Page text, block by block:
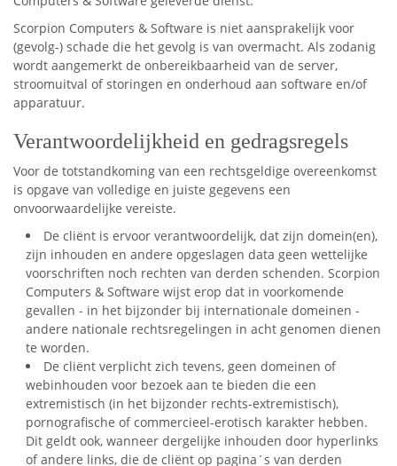
Scorpion Computers & Software is niet aansprakelijk voor
(gevolg-) schade die het gevolg is van overmacht. Als zodanig
wordt aangemerkt de onbereikbaarheid van de server,
stroomuitval of storingen en onderhoud aan software en/of
apparatuur.
Verantwoordelijkheid en gedragsregels
Voor de totstandkoming van een rechtsgeldige overeenkomst
is opgave van volledige en juiste gegevens een
onvoorwaardelijke vereiste.
De cliënt is ervoor verantwoordelijk, dat zijn domein(en),
zijn inhouden en andere opgeslagen data geen wettelijke
voorschriften noch rechten van derden schenden. Scorpion
Computers & Software wijst erop dat in voorkomende
gevallen - in het bijzonder bij internationale domeinen -
andere nationale rechtsregelingen in acht genomen dienen
te worden.
De cliënt verplicht zich tevens, geen domeinen of
webinhouden voor bezoek aan te bieden die een
extremistisch (in het bijzonder rechts-extremistisch),
pornografische of commercieel-erotisch karakter hebben.
Dit geldt ook, wanneer dergelijke inhouden door hyperlinks
of andere links, die de cliënt op pagina´s van derden